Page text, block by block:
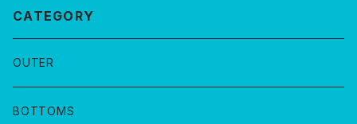
CATEGORY
OUTER
BOTTOMS